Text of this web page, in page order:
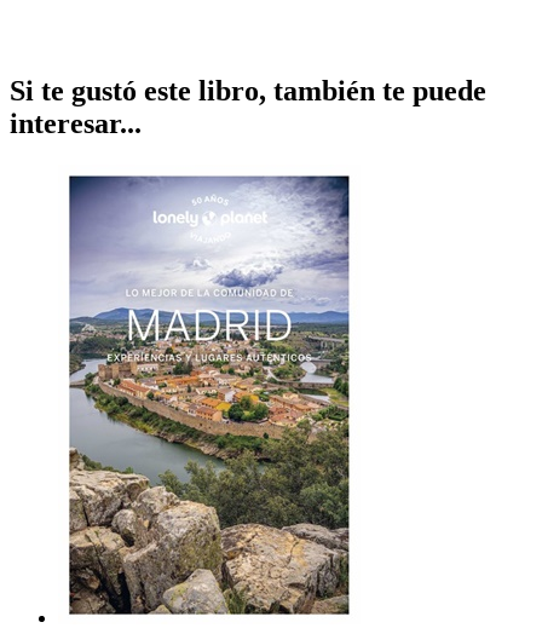
Si te gustó este libro, también te puede
interesar...